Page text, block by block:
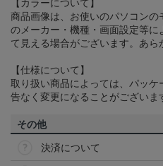
【カラーについて】
商品画像は、お使いのパソコン
のメーカー・機種・画面設定等
て見える場合がございます。あら
【仕様について】
取り扱い商品によっては、パッ
告なく変更になることがございま
その他
決済について